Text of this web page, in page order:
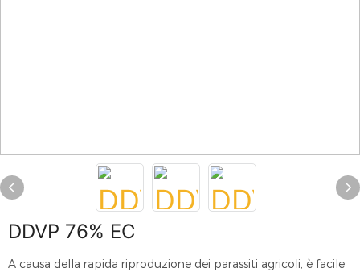
DDVP 76% EC
A causa della rapida riproduzione dei parassiti agricoli, è facile